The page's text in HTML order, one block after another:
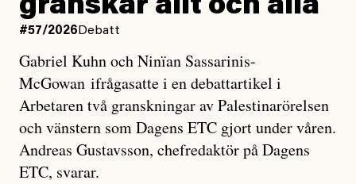
granskar allt och alla
#57/2026 Debatt
Gabriel Kuhn och Ninïan Sassarinis-
McGowan ifrågasatte i en debattartikel i
Arbetaren två granskningar av Palestinarörelsen
och vänstern som Dagens ETC gjort under våren.
Andreas Gustavsson, chefredaktör på Dagens
ETC, svarar.